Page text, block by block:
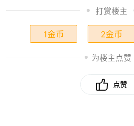
打赏楼主
1金币 2金币
为楼主点赞
点赞